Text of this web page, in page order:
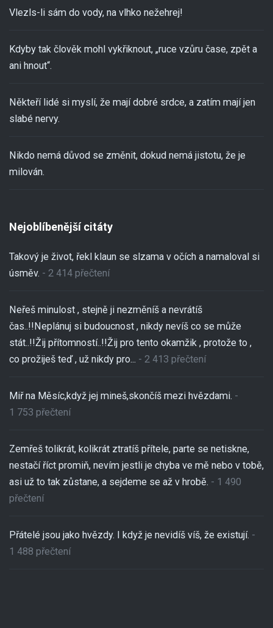
Vlezls-li sám do vody, na vlhko nežehrej!
Kdyby tak člověk mohl vykřiknout, „ruce vzůru čase, zpět a
ani hnout“.
Někteří lidé si myslí, že mají dobré srdce, a zatím mají jen
slabé nervy.
Nikdo nemá důvod se změnit, dokud nemá jistotu, že je
milován.
Nejoblíbenější citáty
Takový je život, řekl klaun se slzama v očích a namaloval si
úsměv. - 2 414 přečtení
Neřeš minulost , stejně ji nezměníš a nevrátíš
čas..!!Neplánuj si budoucnost , nikdy nevíš co se může
stát..!!Žij přítomností..!!Žij pro tento okamžik , protože to ,
co prožiješ teď , už nikdy pro... - 2 413 přečtení
Miř na Měsíc,když jej mineš,skončíš mezi hvězdami. -
1 753 přečtení
Zemřeš tolikrát, kolikrát ztratíš přítele, parte se netiskne,
nestačí říct promiň, nevím jestli je chyba ve mě nebo v tobě,
asi už to tak zůstane, a sejdeme se až v hrobě. - 1 490
přečtení
Přátelé jsou jako hvězdy. I když je nevidíš víš, že existují. -
1 488 přečtení